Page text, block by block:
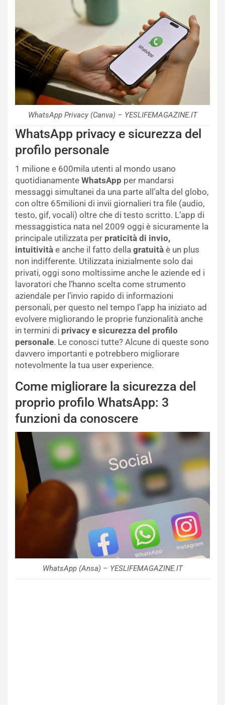
WhatsApp Privacy (Canva) – YESLIFEMAGAZINE.IT
WhatsApp privacy e sicurezza del
profilo personale
1 milione e 600mila utenti al mondo usano
quotidianamente WhatsApp per mandarsi
messaggi simultanei da una parte all’alta del globo,
con oltre 65milioni di invii giornalieri tra file (audio,
testo, gif, vocali) oltre che di testo scritto. L’app di
messaggistica nata nel 2009 oggi è sicuramente la
principale utilizzata per praticità di invio,
intuitività e anche il fatto della gratuità è un plus
non indifferente. Utilizzata inizialmente solo dai
privati, oggi sono moltissime anche le aziende ed i
lavoratori che l’hanno scelta come strumento
aziendale per l’invio rapido di informazioni
personali, per questo nel tempo l’app ha iniziato ad
evolvere migliorando le proprie funzionalità anche
in termini di privacy e sicurezza del profilo
personale. Le conosci tutte? Alcune di queste sono
davvero importanti e potrebbero migliorare
notevolmente la tua user experience.
Come migliorare la sicurezza del
proprio profilo WhatsApp: 3
funzioni da conoscere
WhatsApp (Ansa) – YESLIFEMAGAZINE.IT